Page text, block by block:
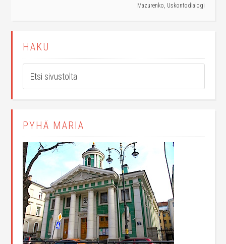
Mazurenko, Uskontodialogi
HAKU
PYHÄ MARIA